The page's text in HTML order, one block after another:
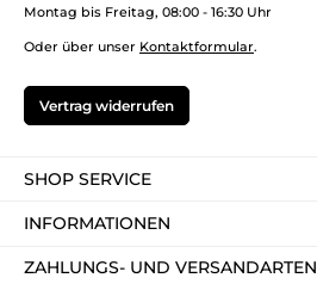
Montag bis Freitag, 08:00 - 16:30 Uhr
Oder über unser Kontaktformular.
Vertrag widerrufen
SHOP SERVICE
INFORMATIONEN
ZAHLUNGS- UND VERSANDARTEN